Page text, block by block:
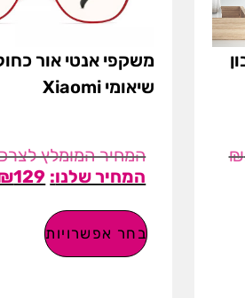
₪
משקפי אנטי אור
שיאומי Xiaomi
129
בחר אפשרויות